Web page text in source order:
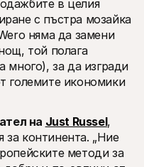
в целия
с пъстра мозайка
няма да замени
той полага
много), за да изгради
големите икономики
на Just Russel,
континента. „Ние
методи за